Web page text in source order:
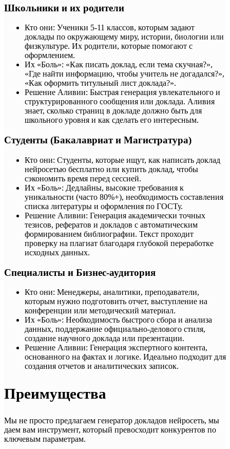
Школьники и их родители
Кто они: Ученики 5-11 классов, которым задают
доклады по окружающему миру, истории, биологии или
физкультуре. Их родители, которые помогают с
оформлением.
Их «Боль»: «Как писать доклад, если тема скучная?»,
«Где найти информацию, чтобы учитель не догадался?»,
«Как оформить титульный лист доклада?».
Решение Аливии: Быстрая генерация увлекательного и
структурированного сообщения или доклада. Аливия
знает, сколько страниц в докладе должно быть для
школьного уровня и как сделать его интересным.
Студенты (Бакалавриат и Магистратура)
Кто они: Студенты, которые ищут, как написать доклад
нейросетью бесплатно или купить доклад, чтобы
сэкономить время перед сессией.
Их «Боль»: Дедлайны, высокие требования к
уникальности (часто 80%+), необходимость составления
списка литературы и оформления по ГОСТу.
Решение Аливии: Генерация академически точных
тезисов, рефератов и докладов с автоматическим
формированием библиографии. Текст проходит
проверку на плагиат благодаря глубокой переработке
исходных данных.
Специалисты и Бизнес-аудитория
Кто они: Менеджеры, аналитики, преподаватели,
которым нужно подготовить отчет, выступление на
конференции или методический материал.
Их «Боль»: Необходимость быстрого сбора и анализа
данных, поддержание официально-делового стиля,
создание научного доклада или презентации.
Решение Аливии: Генерация экспертного контента,
основанного на фактах и логике. Идеально подходит для
создания отчетов и аналитических записок.
Преимущества
Мы не просто предлагаем генератор докладов нейросеть, мы
даем вам инструмент, который превосходит конкурентов по
ключевым параметрам.